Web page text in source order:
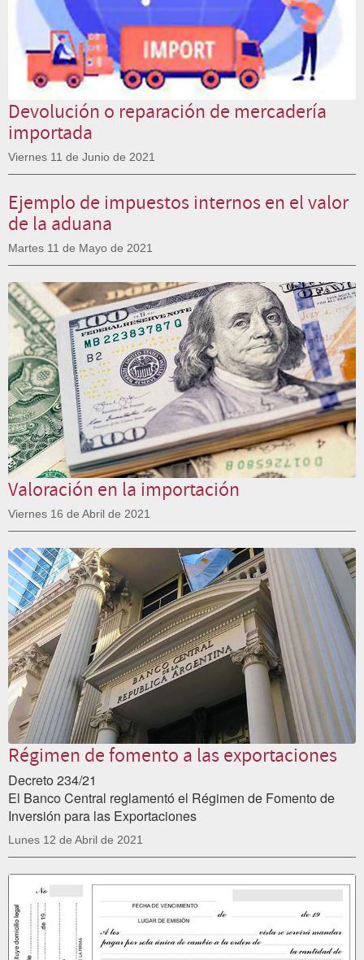
Devolución o reparación de mercadería
importada
Viernes 11 de Junio de 2021
Ejemplo de impuestos internos en el valor
de la aduana
Martes 11 de Mayo de 2021
Valoración en la importación
Viernes 16 de Abril de 2021
Régimen de fomento a las exportaciones
Decreto 234/21
El Banco Central reglamentó el Régimen de Fomento de
Inversión para las Exportaciones
Lunes 12 de Abril de 2021